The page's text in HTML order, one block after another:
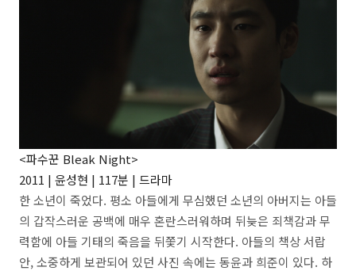
<파수꾼 Bleak Night>
2011 | 윤성현 | 117분 | 드라마
한 소년이 죽었다. 평소 아들에게 무심했던 소년의 아버지는 아들
의 갑작스러운 공백에 매우 혼란스러워하며 뒤늦은 죄책감과 무
력함에 아들 기태의 죽음을 뒤쫓기 시작한다. 아들의 책상 서랍
안, 소중하게 보관되어 있던 사진 속에는 동윤과 희준이 있다. 하